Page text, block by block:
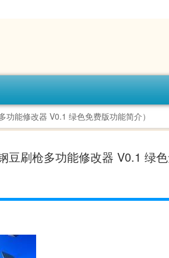
能修改器 V0.1 绿色免费版功能简介）
豆刷枪多功能修改器 V0.1 绿